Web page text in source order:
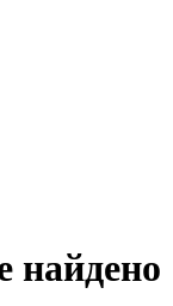
найдено